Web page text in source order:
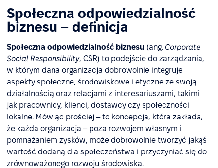
Społeczna odpowiedzialność
biznesu – definicja
Społeczna odpowiedzialność biznesu (ang. Corporate
Social Responsibility, CSR) to podejście do zarządzania,
w którym dana organizacja dobrowolnie integruje
aspekty społeczne, środowiskowe i etyczne ze swoją
działalnością oraz relacjami z interesariuszami, takimi
jak pracownicy, klienci, dostawcy czy społeczności
lokalne. Mówiąc prościej – to koncepcja, która zakłada,
że każda organizacja – poza rozwojem własnym i
pomnażaniem zysków, może dobrowolnie tworzyć jakąś
wartość dodaną dla społeczeństwa i przyczyniać się do
zrównoważonego rozwoju środowiska.